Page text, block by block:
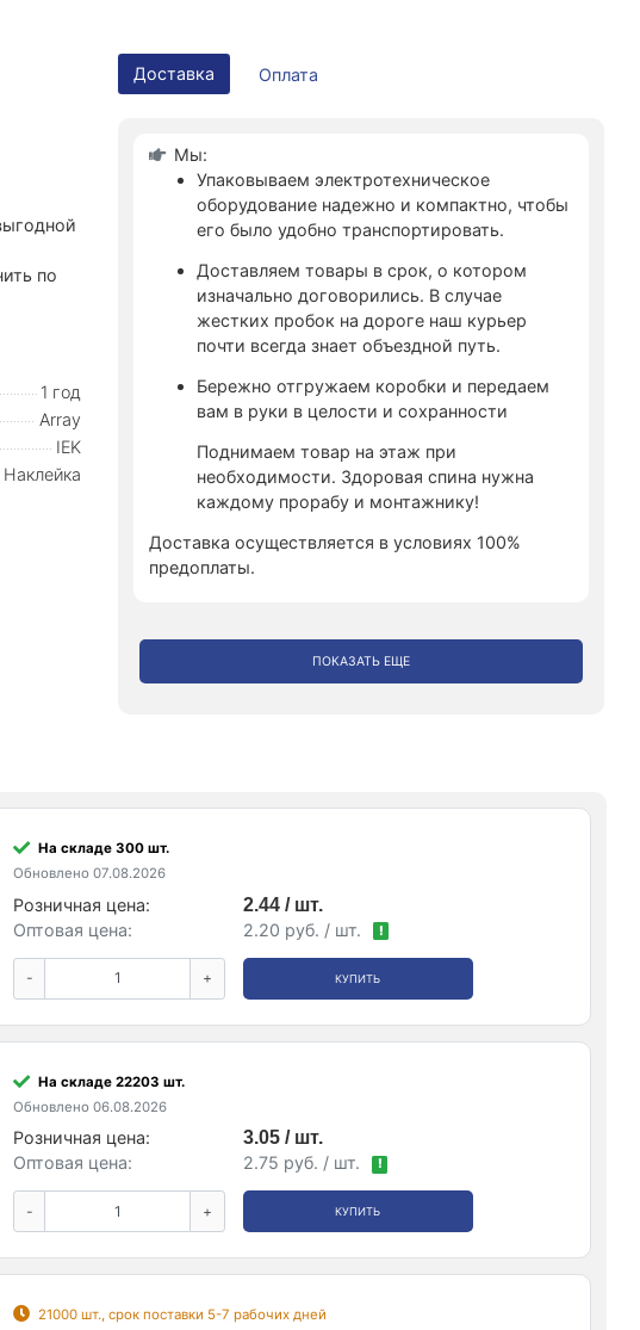
Доставка Оплата
Мы:
Упаковываем электротехническое
оборудование надежно и компактно, чтобы
его было удобно транспортировать.
Доставляем товары в срок, о котором
изначально договорились. В случае
жестких пробок на дороге наш курьер
почти всегда знает объездной путь.
Бережно отгружаем коробки и передаем
вам в руки в целости и сохранности
Поднимаем товар на этаж при
необходимости. Здоровая спина нужна
каждому прорабу и монтажнику!
Доставка осуществляется в условиях 100%
предоплаты.
ПОКАЗАТЬ ЕЩЕ
по
1 год
Array
IEK
Наклейка
На складе 300 шт.
Обновлено 07.08.2026
Розничная цена:
2.44 / шт.
Оптовая цена:
2.20 руб. / шт. !
- + КУПИТЬ
На складе 22203 шт.
Обновлено 06.08.2026
Розничная цена:
3.05 / шт.
Оптовая цена:
2.75 руб. / шт. !
- + КУПИТЬ
21000 шт., срок поставки 5-7 рабочих дней